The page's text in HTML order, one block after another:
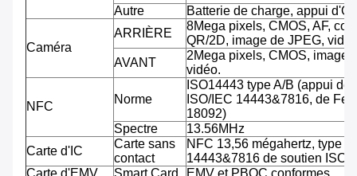
Autre
Batterie de charge, appui
Caméra
ARRIÈRE
8Mega pixels, CMOS, AF,
QR/2D, image de JPEG,
AVANT
2Mega pixels, CMOS, image
vidéo.
NFC
Norme
ISO14443 type A/B (appui de
ISO/IEC 14443&7816, de
18092)
Spectre
13.56MHz
Carte d'IC
Carte sans
contact
NFC 13,56 mégahertz, type
14443&7816 de soutien ISO/